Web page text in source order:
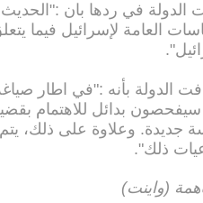
الدولة في ردها بان
العامة لإسرائيل فيما
الدولة بأنه :"في اطار
سيفحصون بدائل للاهتمام
جديدة. وعلاوة على ذلك،
ذلك".
(واينت)